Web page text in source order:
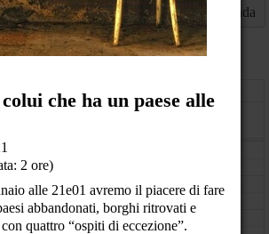
Mese Settimana Giorno Agenda
giovedì
che ha un paese alle
2 ore)
alle 21e01 avremo il piacere di fare
abbandonati, borghi ritrovati e
quattro “ospiti di eccezione”.